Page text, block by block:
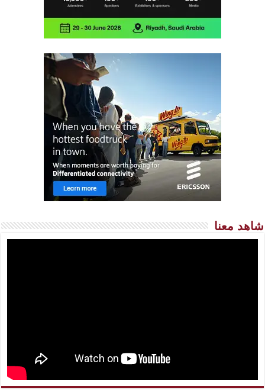
شاهد معنا